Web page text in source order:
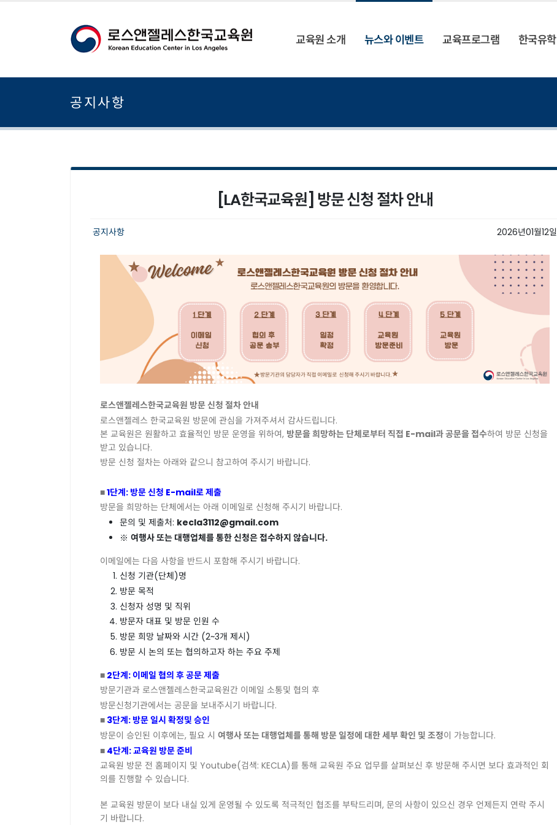
교육원 소개 뉴스와 이벤트 교육프로그램 한국유학
공지사항
[LA한국교육원] 방문 신청 절차 안내
공지사항 2026년01월12일
로스앤젤레스한국교육원 방문신청 절차안내
로스앤젤레스 한국교육원 방문에 관심을 가져주셔서 감사드립니다.
본 교육원은 원활하고 효율적인 방문 운영을 위하여, 방문을희망하는 단체로부터 직접 E-mail과공문을접수하여 방문 신청을
받고 있습니다.
방문 신청 절차는 아래와 같으니 참고하여 주시기 바랍니다.
■1단계: 방문신청 E-mail로제출
방문을 희망하는 단체에서는 아래 이메일로 신청해 주시기 바랍니다.
문의 및 제출처: kecla3112@gmail.com
※ 여행사또는 대행업체를통한신청은접수하지 않습니다.
이메일에는 다음 사항을 반드시 포함해 주시기 바랍니다.
신청 기관(단체)명
방문 목적
신청자 성명 및 직위
방문자 대표 및 방문 인원 수
방문 희망 날짜와 시간 (2~3개 제시)
방문 시 논의 또는 협의하고자 하는 주요 주제
■ 2단계: 이메일 협의 후공문제출
방문기관과 로스앤젤레스한국교육원간 이메일 소통및 협의 후
방문신청기관에서는 공문을 보내주시기 바랍니다.
■ 3단계: 방문일시 확정및 승인
방문이 승인된 이후에는, 필요 시 여행사또는 대행업체를통해 방문일정에 대한세부확인 및 조정이 가능합니다.
■ 4단계:교육원 방문준비
교육원 방문 전 홈페이지 및 Youtube(검색: KECLA)를 통해 교육원 주요 업무를 살펴보신 후 방문해 주시면 보다 효과적인 회
의를 진행할 수 있습니다.
본 교육원 방문이 보다 내실 있게 운영될 수 있도록 적극적인 협조를 부탁드리며, 문의 사항이 있으신 경우 언제든지 연락 주시
기 바랍니다.